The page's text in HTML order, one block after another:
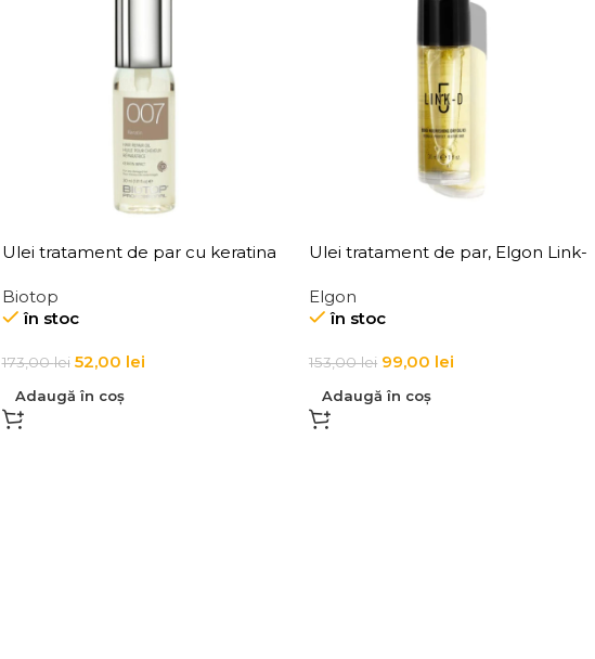
Ulei tratament de par cu keratina
Biotop
în stoc
173,00lei 52,00 lei
Adaugă în coș
Ulei tratament de par, Elgon Link-
Elgon
în stoc
153,00lei 99,00 lei
Adaugă în coș